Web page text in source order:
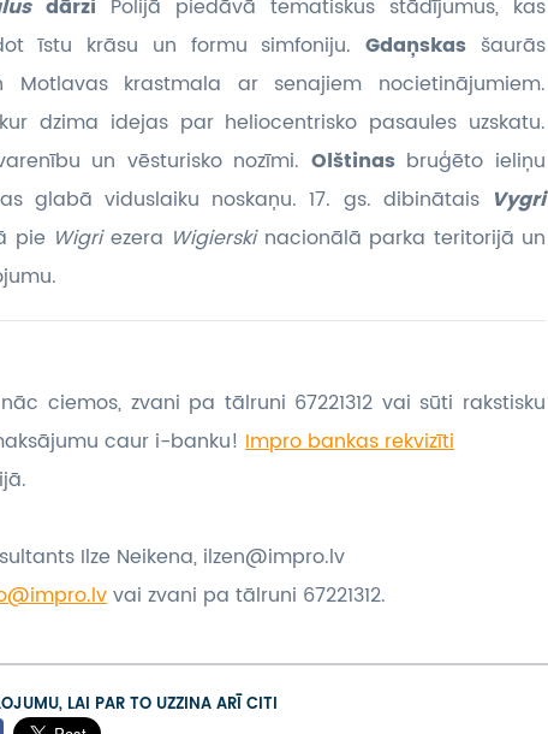
dārzi Polijā piedāvā tematiskus stādījumus, kas
īstu krāsu un formu simfoniju.Gdaņskas šaurās
krastmala ar senajiem nocietinājumiem.
dzima idejas par heliocentrisko pasaules uzskatu.
un vēsturisko nozīmi. Olštinas bruģēto ieliņu
glabā viduslaiku noskaņu. 17. gs. dibinātais Vygri
pie Wigriezera Wigierski nacionālā parka teritorijā un
ciemos, zvani pa tālruni 67221312 vai sūti rakstisku
caur i-banku! Impro bankas rekvizīti
Ilze Neikena, ilzen@impro.lv
vai zvani pa tālruni 67221312.
LAI PAR TO UZZINA ARĪ CITI